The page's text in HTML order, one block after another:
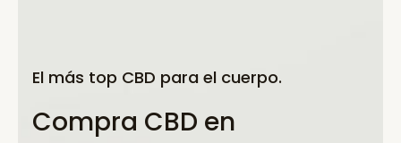
El más top CBD para el cuerpo.
Compra CBD en